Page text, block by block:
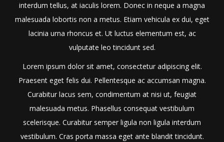
interdum tellus, at iaculis lorem. Donec in neque a magna
malesuada lobortis non a metus. Etiam vehicula ex dui, eget
lacinia urna rhoncus et. Ut luctus elementum est, ac
vulputate leo tincidunt sed.
Lorem ipsum dolor sit amet, consectetur adipiscing elit.
Praesent eget felis dui. Pellentesque ac accumsan magna.
Curabitur lacus sem, condimentum at nisi ut, feugiat
malesuada metus. Phasellus consequat vestibulum
scelerisque. Curabitur semper ligula non ligula interdum
vestibulum. Cras porta massa eget ante blandit tincidunt.